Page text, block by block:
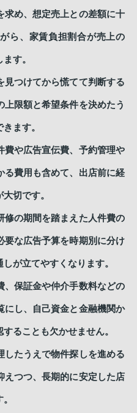
求め、想定売上との差額に十
ら、家賃負担割合が売上の
す。
見つけてから慌てて判断する
限額と希望条件を決めたう
ます。
費や広告宣伝費、予約管理や
る費用も含めて、出店前に経
切です。
修の期間を踏まえた人件費の
要な広告予算を時期別に分け
が立てやすくなります。
、保証金や仲介手数料などの
にし、自己資金と金融機関か
ることも欠かせません。
したうえで物件探しを進める
えつつ、長期的に安定した店